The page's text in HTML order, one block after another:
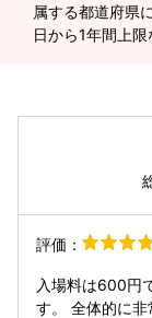
属する都道府県
日から1年間上限
評価：
入場料は600円
す。 全体的に非常に手入れのされた綺麗な庭園で、穏やかな